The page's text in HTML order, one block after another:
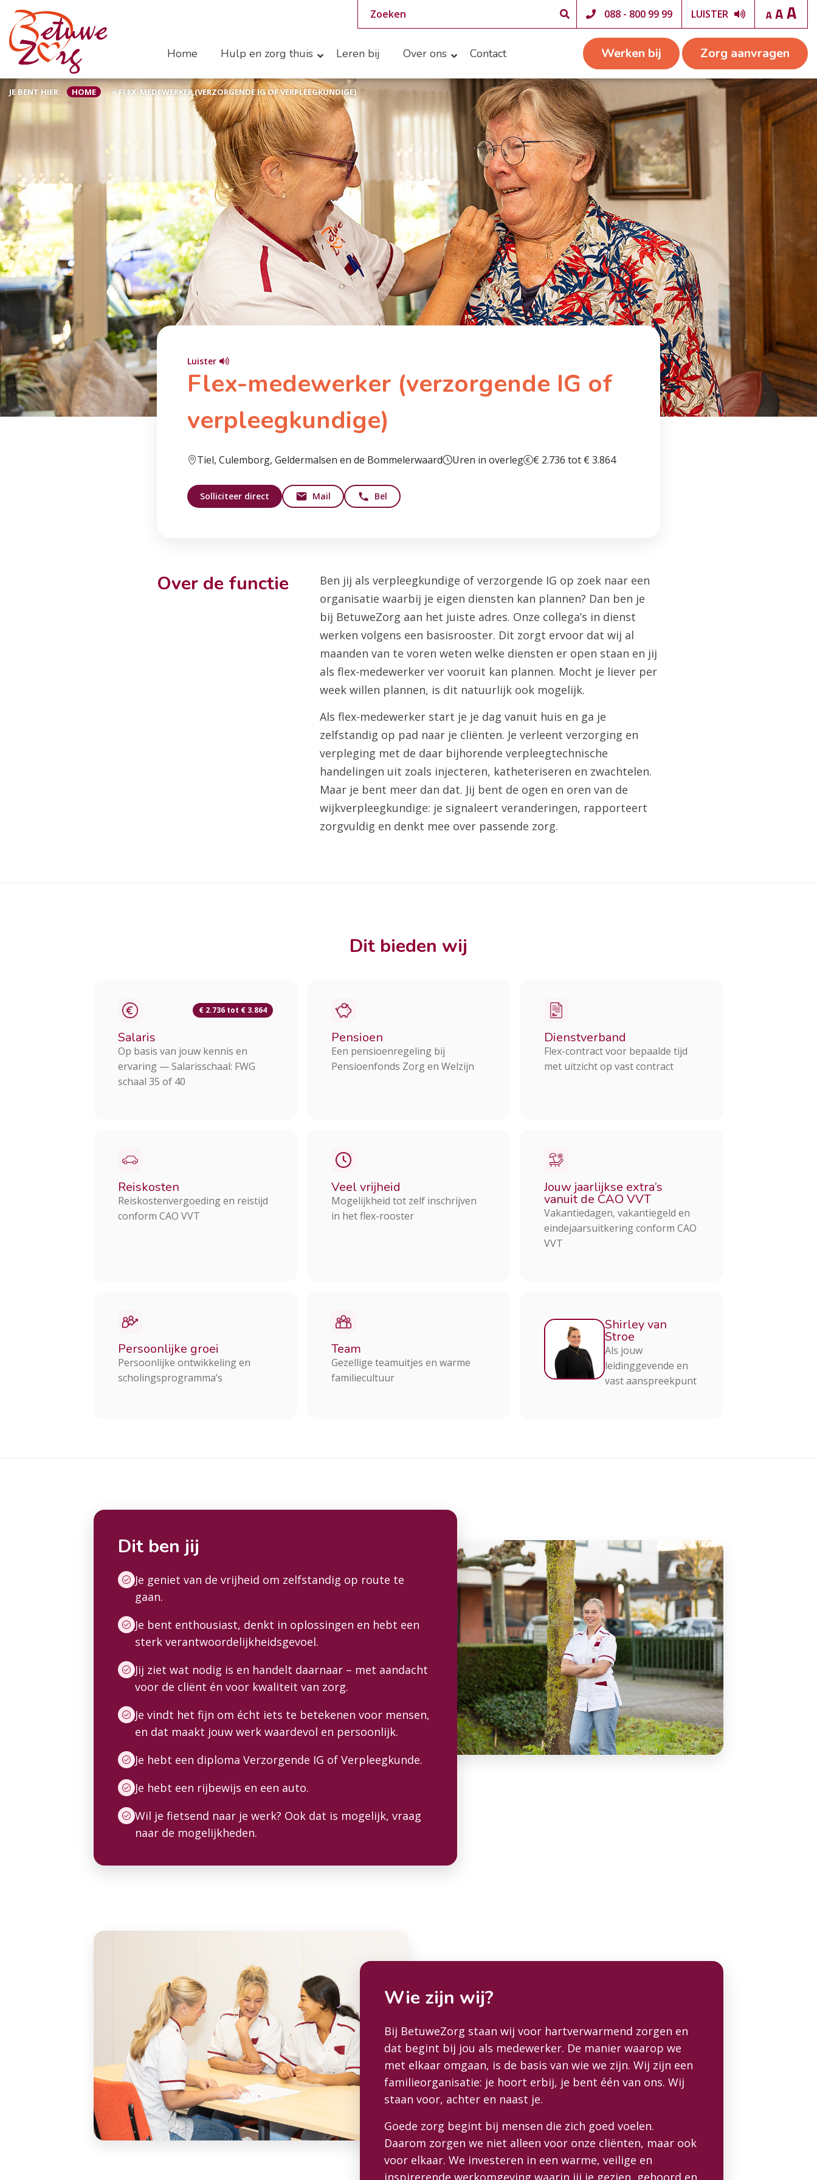
088 - 800 99 99 LUISTER
Home Hulp en zorg thuis Leren bij Over ons Contact Werken bij Zorg aanvragen
JE BENT HIER: HOME »FLEX-MEDEWERKER (VERZORGENDE IG OF VERPLEEGKUNDIGE)
Luister
Flex-medewerker (verzorgende IG of
verpleegkundige)
Tiel, Culemborg, Geldermalsen en de Bommelerwaard Uren in overleg € 2.736 tot € 3.864
Solliciteer direct Mail Bel
Over de functie
Ben jij als verpleegkundige of verzorgende IG op zoek naar een
organisatie waarbij je eigen diensten kan plannen? Dan ben je
bij BetuweZorg aan het juiste adres. Onze collega’s in dienst
werken volgens een basisrooster. Dit zorgt ervoor dat wij al
maanden van te voren weten welke diensten er open staan en jij
als flex-medewerker ver vooruit kan plannen. Mocht je liever per
week willen plannen, is dit natuurlijk ook mogelijk.
Als flex-medewerker start je je dag vanuit huis en ga je
zelfstandig op pad naar je cliënten. Je verleent verzorging en
verpleging met de daar bijhorende verpleegtechnische
handelingen uit zoals injecteren, katheteriseren en zwachtelen.
Maar je bent meer dan dat. Jij bent de ogen en oren van de
wijkverpleegkundige: je signaleert veranderingen, rapporteert
zorgvuldig en denkt mee over passende zorg.
Dit bieden wij
€ 2.736 tot € 3.864
Salaris
Op basis van jouw kennis en
ervaring — Salarisschaal: FWG
schaal 35 of 40
Pensioen
Een pensioenregeling bij
Pensioenfonds Zorg en Welzijn
Dienstverband
Flex-contract voor bepaalde tijd
met uitzicht op vast contract
Reiskosten
Reiskostenvergoeding en reistijd
conform CAO VVT
Veel vrijheid
Mogelijkheid tot zelf inschrijven
in het flex-rooster
Jouw jaarlijkse extra’s
vanuit de CAO VVT
Vakantiedagen, vakantiegeld en
eindejaarsuitkering conform CAO
VVT
Persoonlijke groei
Persoonlijke ontwikkeling en
scholingsprogramma’s
Team
Gezellige teamuitjes en warme
familiecultuur
Shirley van
Stroe
Als jouw
leidinggevende en
vast aanspreekpunt
Dit ben jij
Je geniet van de vrijheid om zelfstandig op route te
gaan.
Je bent enthousiast, denkt in oplossingen en hebt een
sterk verantwoordelijkheidsgevoel.
Jij ziet wat nodig is en handelt daarnaar – met aandacht
voor de cliënt én voor kwaliteit van zorg.
Je vindt het fijn om écht iets te betekenen voor mensen,
en dat maakt jouw werk waardevol en persoonlijk.
Je hebt een diploma Verzorgende IG of Verpleegkunde.
Je hebt een rijbewijs en een auto.
Wil je fietsend naar je werk? Ook dat is mogelijk, vraag
naar de mogelijkheden.
Wie zijn wij?
Bij BetuweZorg staan wij voor hartverwarmend zorgen en
dat begint bij jou als medewerker. De manier waarop we
met elkaar omgaan, is de basis van wie we zijn. Wij zijn een
familieorganisatie: je hoort erbij, je bent één van ons. Wij
staan voor, achter en naast je.
Goede zorg begint bij mensen die zich goed voelen.
Daarom zorgen we niet alleen voor onze cliënten, maar ook
voor elkaar. We investeren in een warme, veilige en